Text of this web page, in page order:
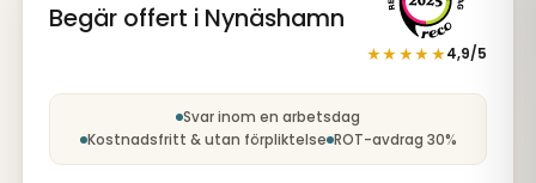
Begär offert i Nynäshamn
★★★★★4,9/5
Steg 1 av 5: TjänstSvar inom en arbetsdag
Kostnadsfritt & utan förpliktelse ROT-avdrag 30%